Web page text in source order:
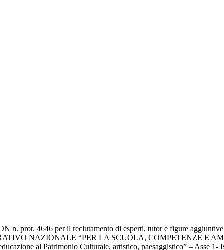
n. prot. 4646 per il reclutamento di esperti, tutor e figure
NAZIONALE “PER LA SCUOLA, COMPETENZE E
al Patrimonio Culturale, artistico, paesaggistico” – Asse